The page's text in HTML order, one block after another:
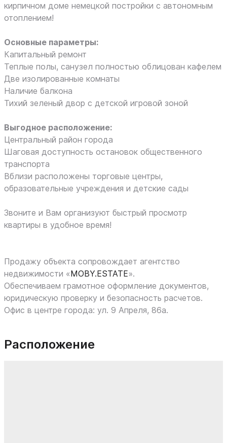
кирпичном доме немецкой постройки с автономным
отоплением!
Основные параметры:
Капитальный ремонт
Теплые полы, санузел полностью облицован кафелем
Две изолированные комнаты
Наличие балкона
Тихий зеленый двор с детской игровой зоной
Выгодное расположение:
Центральный район города
Шаговая доступность остановок общественного
транспорта
Вблизи расположены торговые центры,
образовательные учреждения и детские сады
Звоните и Вам организуют быстрый просмотр
квартиры в удобное время!
Продажу объекта сопровождает агентство
недвижимости «MOBY.ESTATE».
Обеспечиваем грамотное оформление документов,
юридическую проверку и безопасность расчетов.
Офис в центре города: ул. 9 Апреля, 86а.
Расположение